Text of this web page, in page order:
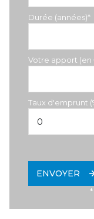
Durée (années)*
Votre apport (en
Taux d'emprunt
ENVOYER